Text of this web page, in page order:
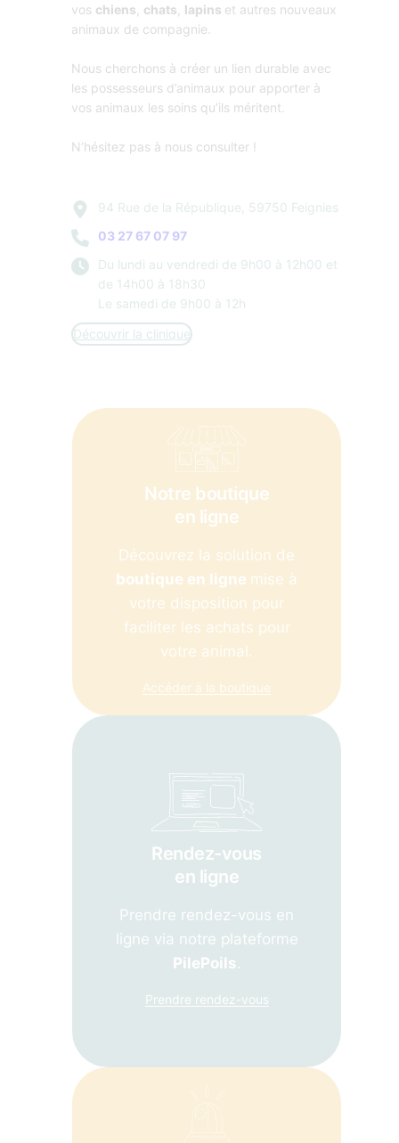
vos chiens chats lapins et autres nouveaux
animaux de compagnie.
Nous cherchons à créer un lien durable avec
les possesseurs d’animaux pour apporter à
vos animaux les soins qu’ils méritent.
N’hésitez pas à nous consulter !
94 Rue de la République, 59750 Feignies
03 27 67 07 97
Du lundi au vendredi de 9h00 à 12h00 et
de 14h00 à 18h30
Le samedi de 9h00 à 12h
Découvrir la clinique
Notre boutique
en ligne
Découvrez la solution de
boutique en ligne mise à
votre disposition pour
faciliter les achats pour
votre animal.
Accéder à la boutique
Rendez-vous
en ligne
Prendre rendez-vous en
ligne via notre plateforme
PilePoils.
Prendre rendez-vous